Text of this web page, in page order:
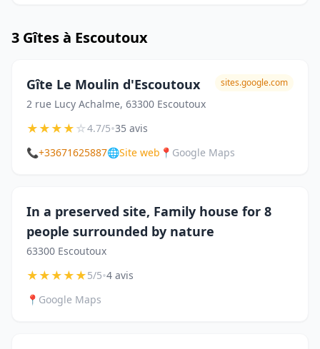
3 Gîtes à Escoutoux
Gîte Le Moulin d'Escoutoux
2 rue Lucy Achalme, 63300 Escoutoux
sites.google.com
★★★★☆4.7/5•35 avis
📞+33671625887🌐Site web 📍 Google Maps
In a preserved site, Family house for 8
people surrounded by nature
63300 Escoutoux
★★★★★5/5•4 avis
📍 Google Maps